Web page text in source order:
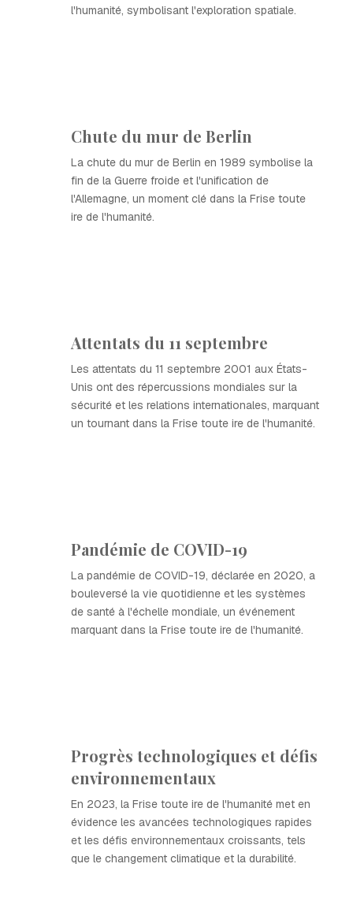
l'humanité, symbolisant l'exploration spatiale.
Chute du mur de Berlin
La chute du mur de Berlin en 1989 symbolise la
fin de la Guerre froide et l'unification de
l'Allemagne, un moment clé dans la Frise toute
ire de l'humanité.
Attentats du 11 septembre
Les attentats du 11 septembre 2001 aux États-
Unis ont des répercussions mondiales sur la
sécurité et les relations internationales, marquant
un tournant dans la Frise toute ire de l'humanité.
Pandémie de COVID-19
La pandémie de COVID-19, déclarée en 2020, a
bouleversé la vie quotidienne et les systèmes
de santé à l'échelle mondiale, un événement
marquant dans la Frise toute ire de l'humanité.
Progrès technologiques et défis
environnementaux
En 2023, la Frise toute ire de l'humanité met en
évidence les avancées technologiques rapides
et les défis environnementaux croissants, tels
que le changement climatique et la durabilité.